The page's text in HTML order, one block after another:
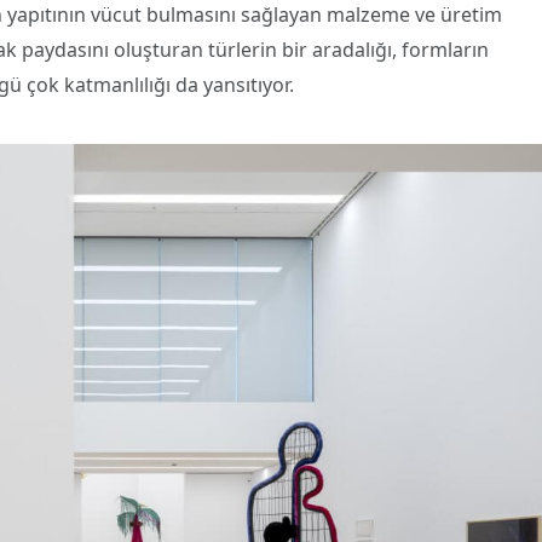
vücut bulmasını sağlayan malzeme ve üretim
oluşturan türlerin bir aradalığı, formların
katmanlılığı da yansıtıyor.